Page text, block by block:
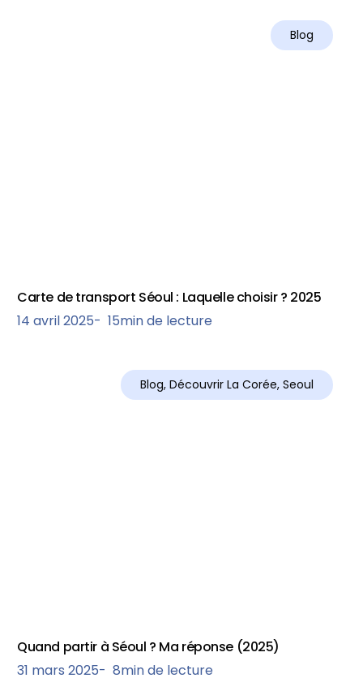
Blog
Carte de transport Séoul : Laquelle choisir ? 2025
14 avril 2025- 15min de lecture
Blog, Découvrir La Corée, Seoul
Quand partir à Séoul ? Ma réponse (2025)
31 mars 2025- 8min de lecture